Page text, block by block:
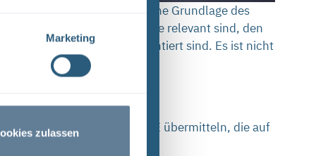
Marketing
zulassen
Sie bilden eine wesentliche Grundlage des
die für die Endlagersuche relevant sind, den
öffentlicher Stelle dokumentiert sind. Es ist nicht
Tag an Hinweise an die BGE übermitteln, die auf